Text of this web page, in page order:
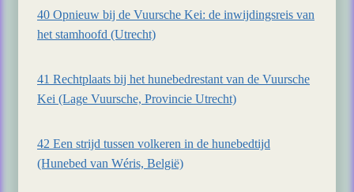
40 Opnieuw bij de Vuursche Kei: de inwijdingsreis van
het stamhoofd (Utrecht)
41 Rechtplaats bij het hunebedrestant van de Vuursche
Kei (Lage Vuursche, Provincie Utrecht)
42 Een strijd tussen volkeren in de hunebedtijd
(Hunebed van Wéris, België)